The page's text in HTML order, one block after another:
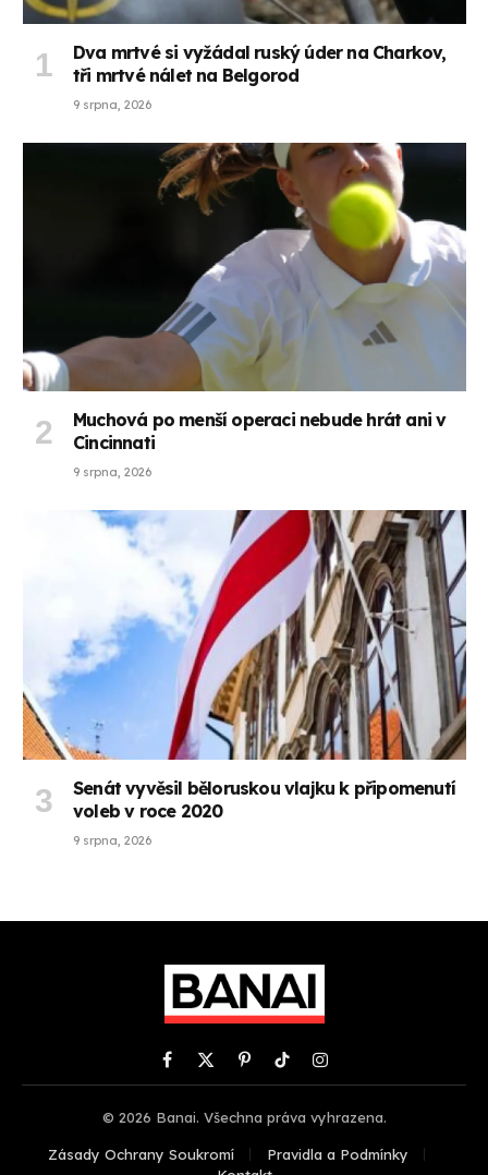
Dva mrtvé si vyžádal ruský úder na Charkov,
tři mrtvé nálet na Belgorod
9 srpna, 2026
Muchová po menší operaci nebude hrát ani v
Cincinnati
9 srpna, 2026
Senát vyvěsil běloruskou vlajku k připomenutí
voleb v roce 2020
9 srpna, 2026
Facebook
X
(Twitter)
PinterestTikTokInstagram
© 2026 Banai. Všechna práva vyhrazena.
Zásady Ochrany Soukromí
Pravidla a Podmínky